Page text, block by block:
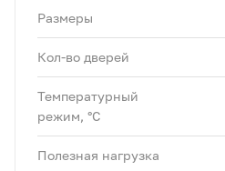
Размеры
Кол-во дверей
Температурный
режим, °C
Полезная нагрузка